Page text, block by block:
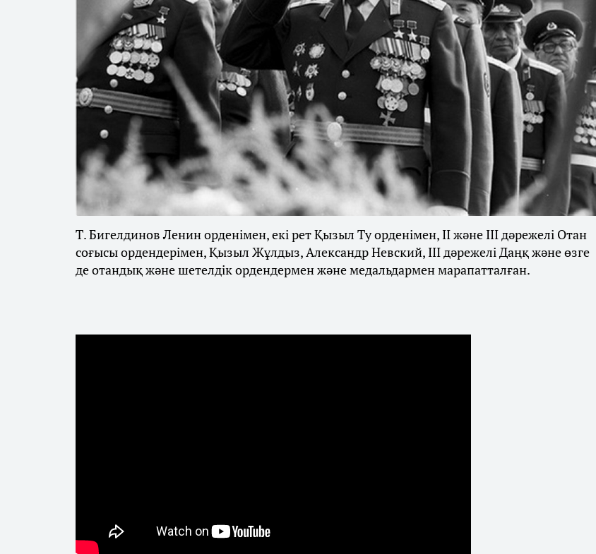
Т. Бигелдинов Ленин орденімен, екі рет Қызыл Ту орденімен, ІІ және ІІІ дәрежелі Отан
соғысы ордендерімен, Қызыл Жұлдыз, Александр Невский, ІІІ дәрежелі Даңқ және өзге
де отандық және шетелдік ордендермен және медальдармен марапатталған.